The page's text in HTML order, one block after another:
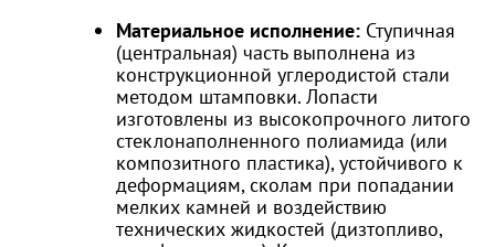
Материальное исполнение: Ступичная
(центральная) часть выполнена из
конструкционной углеродистой стали
методом штамповки. Лопасти
изготовлены из высокопрочного литого
стеклонаполненного полиамида (или
композитного пластика), устойчивого к
деформациям, сколам при попадании
мелких камней и воздействию
технических жидкостей (дизтопливо,